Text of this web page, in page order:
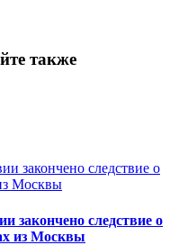
также
закончено следствие о
из Москвы